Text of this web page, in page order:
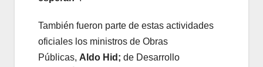
También fueron parte de estas actividades
oficiales los ministros de Obras
Públicas, Aldo Hid; de Desarrollo